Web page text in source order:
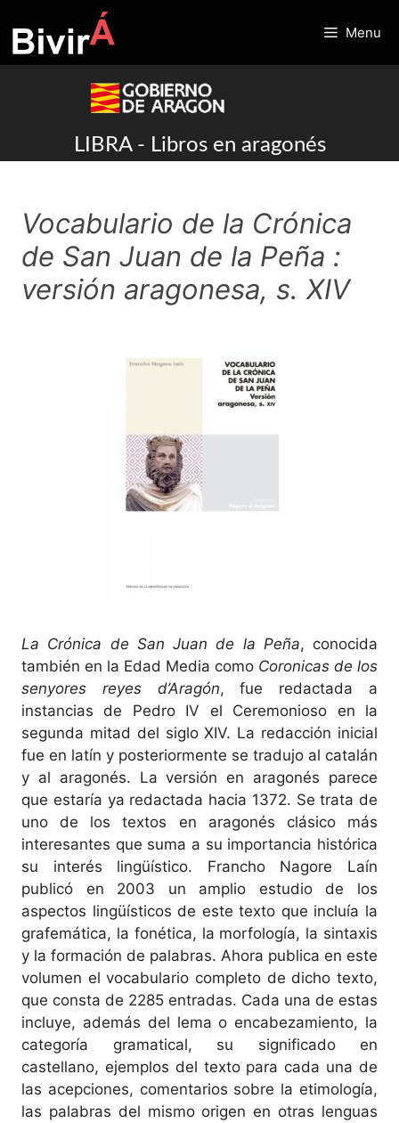
to
content
Menu
LIBRA - Libros en aragonés
Vocabulario de la Crónica
de San Juan de la Peña :
versión aragonesa, s. XIV
La Crónica de San Juan de la Peña, conocida
también en la Edad Media como Coronicas de los
senyores reyes d’Aragón, fue redactada a
instancias de Pedro IV el Ceremonioso en la
segunda mitad del siglo XIV. La redacción inicial
fue en latín y posteriormente se tradujo al catalán
y al aragonés. La versión en aragonés parece
que estaría ya redactada hacia 1372. Se trata de
uno de los textos en aragonés clásico más
interesantes que suma a su importancia histórica
su interés lingüístico. Francho Nagore Laín
publicó en 2003 un amplio estudio de los
aspectos lingüísticos de este texto que incluía la
grafemática, la fonética, la morfología, la sintaxis
y la formación de palabras. Ahora publica en este
volumen el vocabulario completo de dicho texto,
que consta de 2285 entradas. Cada una de estas
incluye, además del lema o encabezamiento, la
categoría gramatical, su significado en
castellano, ejemplos del texto para cada una de
las acepciones, comentarios sobre la etimología,
las palabras del mismo origen en otras lenguas